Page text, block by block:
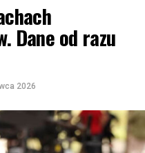
Dane od razu
2026